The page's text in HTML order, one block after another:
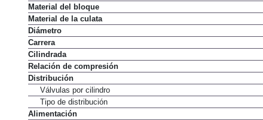
Material del bloque
Material de la culata
Diámetro
Carrera
Cilindrada
Relación de compresión
Distribución
Válvulas por cilindro
Tipo de distribución
Alimentación